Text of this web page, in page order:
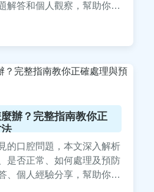
解答和個人觀察，幫助你更
訊。
辦？完整指南教你正
的口腔問題，本文深入解析
是否正常、如何處理及預防
、個人經驗分享，幫助你維